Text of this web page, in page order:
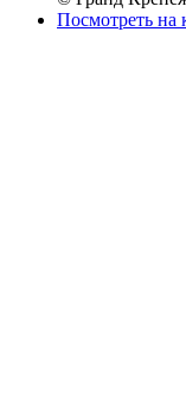
Посмотреть на